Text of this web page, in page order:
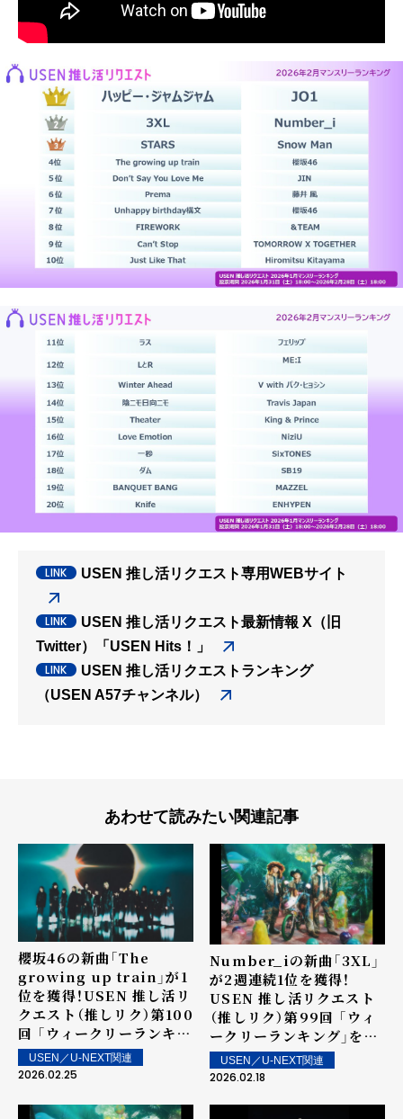
USEN 推し活リクエスト専用WEBサイト
USEN 推し活リクエスト最新情報 X（旧
Twitter）「USEN Hits！」
USEN 推し活リクエストランキング
（USEN A57チャンネル）
あわせて読みたい関連記事
櫻坂46の新曲「The
growing up train」が1
位を獲得！USEN 推し活リ
クエスト（推しリク）第100
回 「ウィークリーランキン
グ」を発表！～ 上位ランク
イン楽曲は2月28日（土）
USEN／U-NEXT関連
2026.02.25
Number_iの新曲「3XL」
が2週連続1位を獲得！
USEN 推し活リクエスト
（推しリク）第99回 「ウィ
ークリーランキング」を発
表！～ 上位ランクイン楽曲
は2月21日（土）より街中・
USEN／U-NEXT関連
2026.02.18